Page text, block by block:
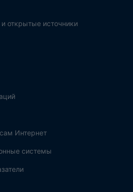
открытые источники
Интернет
системы